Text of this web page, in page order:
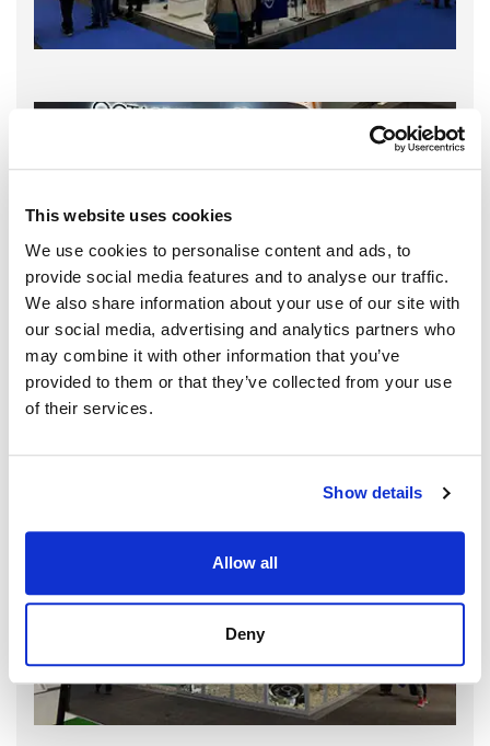
This website uses cookies
We use cookies to personalise content and ads, to
provide social media features and to analyse our traffic.
We also share information about your use of our site with
our social media, advertising and analytics partners who
may combine it with other information that you’ve
provided to them or that they’ve collected from your use
of their services.
Show details
Allow all
Deny